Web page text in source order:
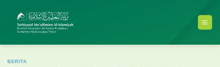
content
BERITA